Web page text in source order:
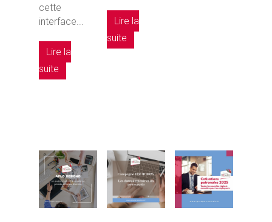
cette
interface...
Lire la
suite
Lire la
suite